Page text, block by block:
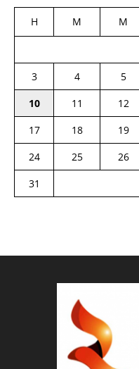
H M M
3
4 5
10
11 12
17
18 19
24
25 26
31